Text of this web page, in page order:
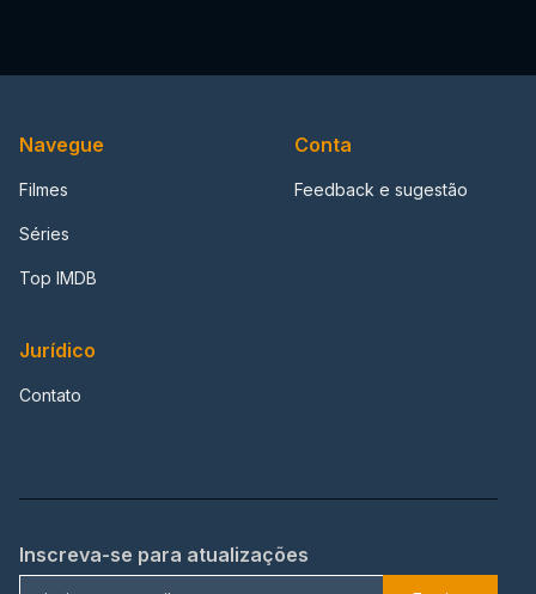
Navegue
Filmes
Séries
Top IMDB
Conta
Feedback e sugestão
Jurídico
Contato
Inscreva-se para atualizações